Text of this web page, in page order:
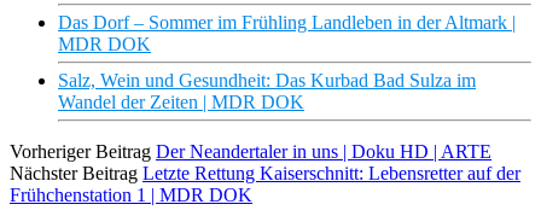
Das Dorf – Sommer im Frühling Landleben in der Altmark |
MDR DOK
Salz, Wein und Gesundheit: Das Kurbad Bad Sulza im
Wandel der Zeiten | MDR DOK
Vorheriger Beitrag Der Neandertaler in uns | Doku HD | ARTE
Nächster Beitrag Letzte Rettung Kaiserschnitt: Lebensretter auf der
Frühchenstation 1 | MDR DOK